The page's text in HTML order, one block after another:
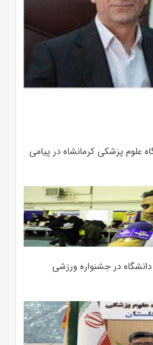
پزشکی کرمانشاه در پیامی
در جشنواره ورزشی